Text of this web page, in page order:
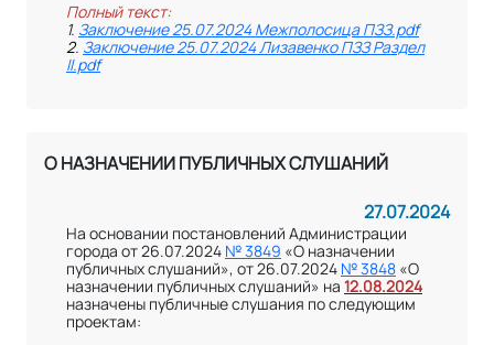
Полный текст:
1. Заключение 25.07.2024 Межполосица ПЗЗ.pdf
2. Заключение 25.07.2024 Лизавенко ПЗЗ Раздел
II.pdf
О НАЗНАЧЕНИИ ПУБЛИЧНЫХ СЛУШАНИЙ
27.07.2024
На основании постановлений Администрации
города от 26.07.2024 № 3849 «О назначении
публичных слушаний», от 26.07.2024 № 3848 «О
назначении публичных слушаний» на 12.08.2024
назначены публичные слушания по следующим
проектам: